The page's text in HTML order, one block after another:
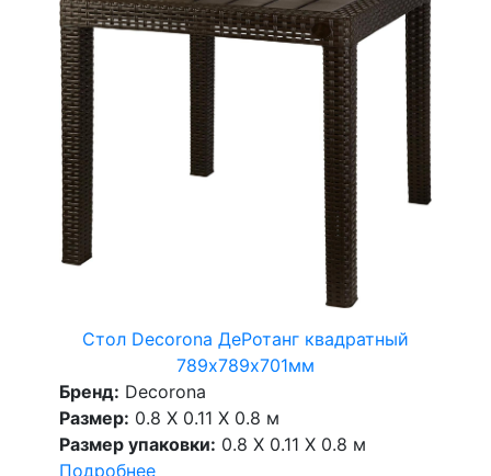
Стол Decorona ДеРотанг квадратный
789х789х701мм
Бренд: Decorona
Размер: 0.8 X 0.11 X 0.8 м
Размер упаковки: 0.8 X 0.11 X 0.8 м
Подробнее